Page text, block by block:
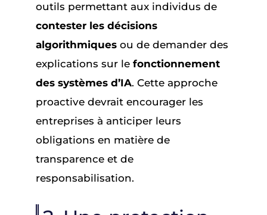
outils permettant aux individus de
contester les décisions
algorithmiques ou de demander des
explications sur le fonctionnement
des systèmes d’IA. Cette approche
proactive devrait encourager les
entreprises à anticiper leurs
obligations en matière de
transparence et de
responsabilisation.